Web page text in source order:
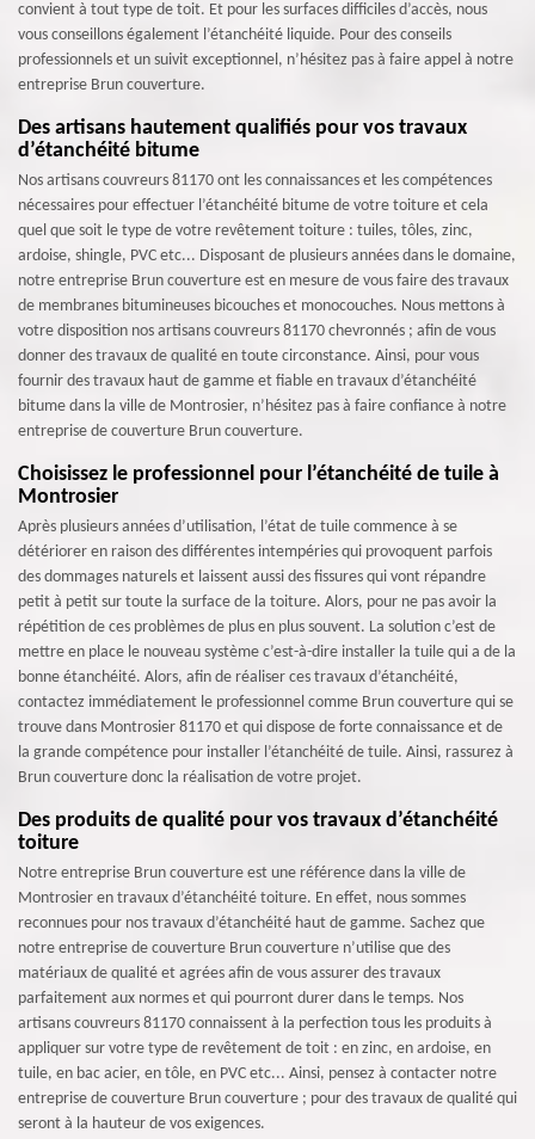
convient à tout type de toit. Et pour les surfaces difficiles d’accès, nous
vous conseillons également l’étanchéité liquide. Pour des conseils
professionnels et un suivit exceptionnel, n’hésitez pas à faire appel à notre
entreprise Brun couverture.
Des artisans hautement qualifiés pour vos travaux
d’étanchéité bitume
Nos artisans couvreurs 81170 ont les connaissances et les compétences
nécessaires pour effectuer l’étanchéité bitume de votre toiture et cela
quel que soit le type de votre revêtement toiture : tuiles, tôles, zinc,
ardoise, shingle, PVC etc... Disposant de plusieurs années dans le domaine,
notre entreprise Brun couverture est en mesure de vous faire des travaux
de membranes bitumineuses bicouches et monocouches. Nous mettons à
votre disposition nos artisans couvreurs 81170 chevronnés ; afin de vous
donner des travaux de qualité en toute circonstance. Ainsi, pour vous
fournir des travaux haut de gamme et fiable en travaux d’étanchéité
bitume dans la ville de Montrosier, n’hésitez pas à faire confiance à notre
entreprise de couverture Brun couverture.
Choisissez le professionnel pour l’étanchéité de tuile à
Montrosier
Après plusieurs années d’utilisation, l’état de tuile commence à se
détériorer en raison des différentes intempéries qui provoquent parfois
des dommages naturels et laissent aussi des fissures qui vont répandre
petit à petit sur toute la surface de la toiture. Alors, pour ne pas avoir la
répétition de ces problèmes de plus en plus souvent. La solution c’est de
mettre en place le nouveau système c’est-à-dire installer la tuile qui a de la
bonne étanchéité. Alors, afin de réaliser ces travaux d’étanchéité,
contactez immédiatement le professionnel comme Brun couverture qui se
trouve dans Montrosier 81170 et qui dispose de forte connaissance et de
la grande compétence pour installer l’étanchéité de tuile. Ainsi, rassurez à
Brun couverture donc la réalisation de votre projet.
Des produits de qualité pour vos travaux d’étanchéité
toiture
Notre entreprise Brun couverture est une référence dans la ville de
Montrosier en travaux d’étanchéité toiture. En effet, nous sommes
reconnues pour nos travaux d’étanchéité haut de gamme. Sachez que
notre entreprise de couverture Brun couverture n’utilise que des
matériaux de qualité et agrées afin de vous assurer des travaux
parfaitement aux normes et qui pourront durer dans le temps. Nos
artisans couvreurs 81170 connaissent à la perfection tous les produits à
appliquer sur votre type de revêtement de toit : en zinc, en ardoise, en
tuile, en bac acier, en tôle, en PVC etc... Ainsi, pensez à contacter notre
entreprise de couverture Brun couverture ; pour des travaux de qualité qui
seront à la hauteur de vos exigences.